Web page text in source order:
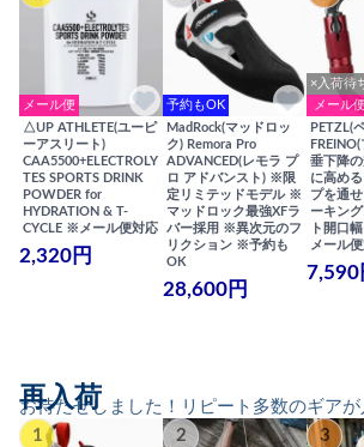
メール便
△UP ATHLETE(ユーピ
ーアスリート)
CAA5500+ELECTROLY
TES SPORTS DRINK
POWDER for
HYDRATION & T-
CYCLE ※メール便対応
2,320円
予約もOK
MadRock(マッドロッ
ク) Remora Pro
ADVANCED(レモラ プ
ロ アドバンスト) ※限
定リミテッドモデル ※
マッドロック最強XFラ
バー採用 ※異次元のフ
リクション ※予約も
OK
28,600円
×入荷待
メール便
PETZL(
垂下降
に高め
プを通
ーキン
ト開口
メール
7,590
お待たせしました！リピート多数のギアが
再入荷
1 2 3